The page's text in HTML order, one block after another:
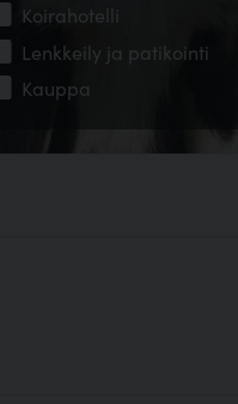
Koirahotelli
Lenkkeily ja patikointi
Kauppa